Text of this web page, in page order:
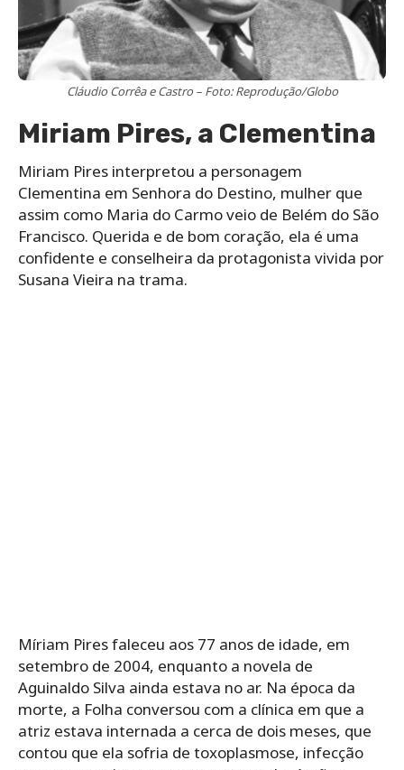
Cláudio Corrêa e Castro – Foto: Reprodução/Globo
Miriam Pires, a Clementina
Miriam Pires interpretou a personagem
Clementina em Senhora do Destino, mulher que
assim como Maria do Carmo veio de Belém do São
Francisco. Querida e de bom coração, ela é uma
confidente e conselheira da protagonista vivida por
Susana Vieira na trama.
Míriam Pires faleceu aos 77 anos de idade, em
setembro de 2004, enquanto a novela de
Aguinaldo Silva ainda estava no ar. Na época da
morte, a Folha conversou com a clínica em que a
atriz estava internada a cerca de dois meses, que
contou que ela sofria de toxoplasmose, infecção